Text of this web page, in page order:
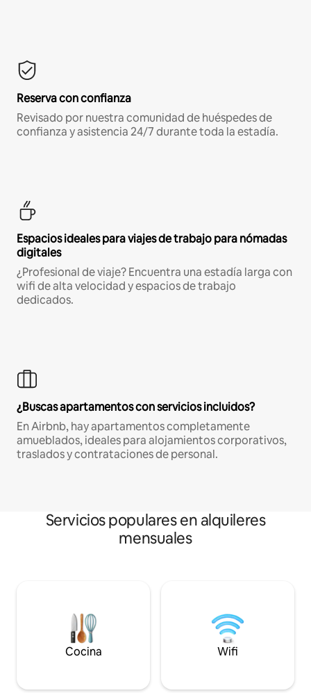
Reserva con confianza
Revisado por nuestra comunidad de huéspedes de
confianza y asistencia 24/7 durante toda la estadía.
Espacios ideales para viajes de trabajo para nómadas
digitales
¿Profesional de viaje? Encuentra una estadía larga con
wifi de alta velocidad y espacios de trabajo
dedicados.
¿Buscas apartamentos con servicios incluidos?
En Airbnb, hay apartamentos completamente
amueblados, ideales para alojamientos corporativos,
traslados y contrataciones de personal.
Servicios populares en alquileres
mensuales
Cocina Wifi